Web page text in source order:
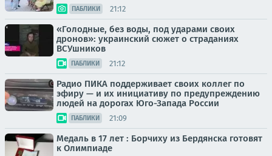
ПАБЛИКИ 21:12
«Голодные, без воды, под ударами своих
дронов»: украинский сюжет о страданиях
ВСУшников
ПАБЛИКИ 21:12
Радио ПИКА поддерживает своих коллег по
эфиру — и их инициативу по предупреждению
людей на дорогах Юго-Запада России
ПАБЛИКИ 21:09
Медаль в 17 лет : Борчиху из Бердянска готовят
к Олимпиаде